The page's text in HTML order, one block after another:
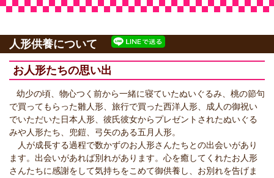
人形供養について
お人形たちの思い出
幼少の頃、物心つく前から一緒に寝ていたぬいぐるみ、桃の節句
で買ってもらった雛人形、旅行で買った西洋人形、成人の御祝い
でいただいた日本人形、彼氏彼女からプレゼントされたぬいぐる
みや人形たち、兜鎧、弓矢のある五月人形。
人が成長する過程で数かずのお人形さんたちとの出会いがあり
ます。出会いがあれば別れがあります。心を癒してくれたお人形
さんたちに感謝をして気持ちをこめて御供養し、お別れを告げま